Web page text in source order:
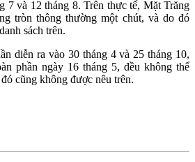
7 và 12 tháng 8. Trên thực tế, Mặt Trăng
tròn thông thường một chút, và do đó
sách trên.
diễn ra vào 30 tháng 4 và 25 tháng 10,
phần ngày 16 tháng 5, đều không thể
cũng không được nêu trên.